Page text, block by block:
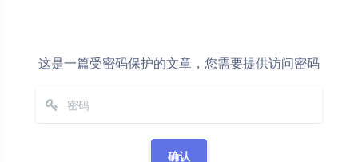
这是一篇受密码保护的文章，您需要提供访问密码